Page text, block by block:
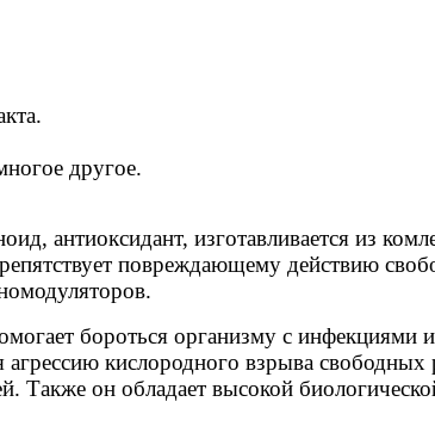
другое.
антиоксидант, изготавливается из
повреждающему действию
бороться организму с
кислородного взрыва
Также он обладает высокой